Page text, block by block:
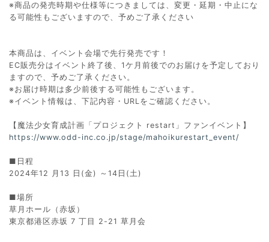
※商品の発売時期や仕様等につきましては、変更・延期・中止にな
る可能性もございますので、予めご了承ください
本商品は、イベント会場で先行発売です！
EC販売分はイベント終了後、1ケ月前後でのお届けを予定しており
ますので、予めご了承ください。
※お届け時期は多少前後する可能性もございます。
※イベント情報は、下記内容・URLをご確認ください。
【魔法少女育成計画「プロジェクト restart」ファンイベント】
https://www.odd-inc.co.jp/stage/mahoikurestart_event/
■日程
2024年12 月13 日(金) ～14日(土)
■場所
草月ホール（赤坂）
東京都港区赤坂 7 丁目 2-21 草月会